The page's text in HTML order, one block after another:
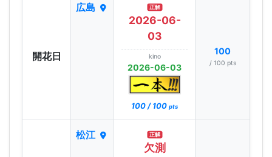
開花日
広島 正解
2026-06-
03
kino
2026-06-03
100 / 100 pts
100
/ 100 pts
松江 正解
欠測